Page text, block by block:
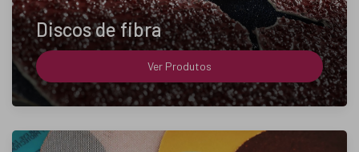
Discos de fibra
Ver Produtos